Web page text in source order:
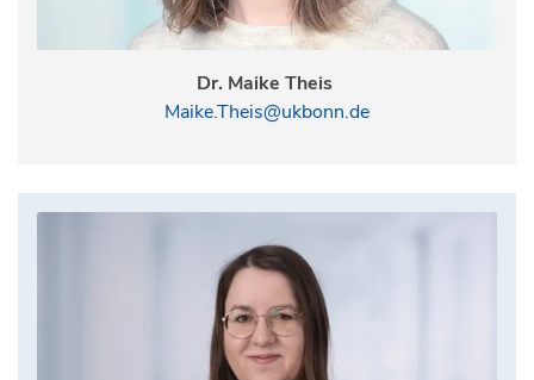
Dr. Maike Theis
Maike.Theis@ukbonn.de